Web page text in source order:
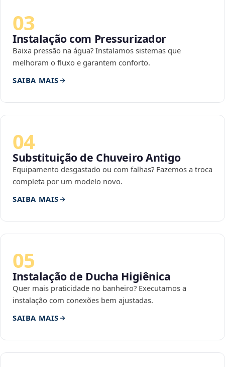
03
Instalação com Pressurizador
Baixa pressão na água? Instalamos sistemas que
melhoram o fluxo e garantem conforto.
SAIBA MAIS
04
Substituição de Chuveiro Antigo
Equipamento desgastado ou com falhas? Fazemos a troca
completa por um modelo novo.
SAIBA MAIS
05
Instalação de Ducha Higiênica
Quer mais praticidade no banheiro? Executamos a
instalação com conexões bem ajustadas.
SAIBA MAIS